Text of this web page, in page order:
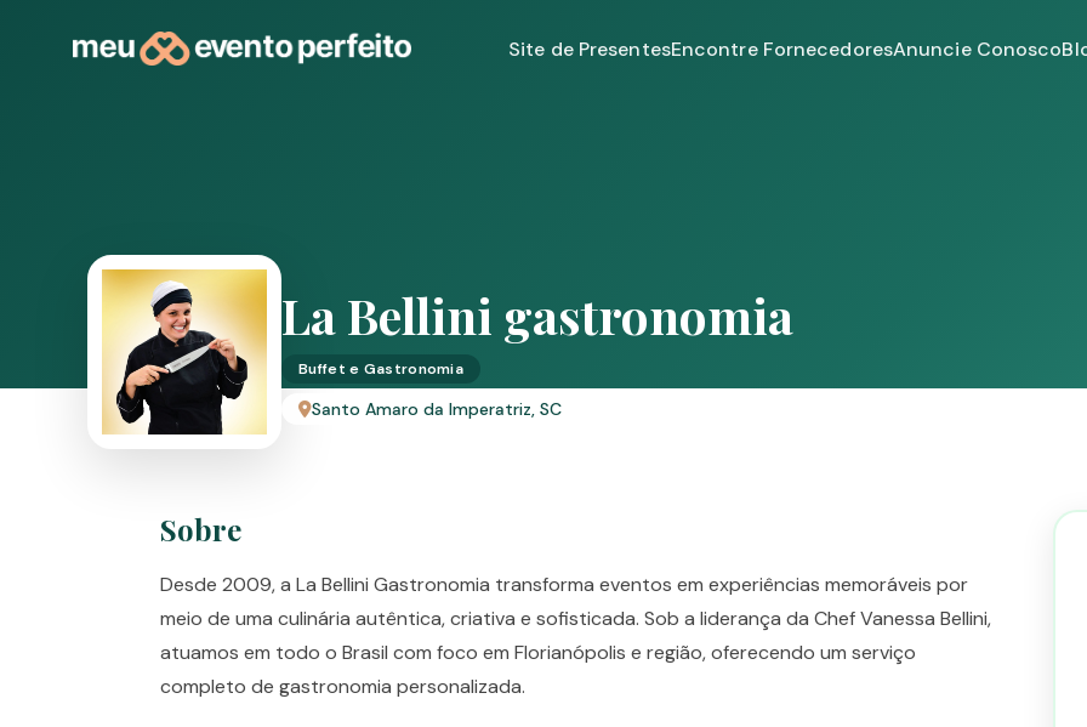
Site de PresentesEncontre FornecedoresAnuncie Conosco
La Bellini gastronomia
Buffet e Gastronomia
Santo Amaro da Imperatriz, SC
Sobre
Desde 2009, a La Bellini Gastronomia transforma eventos em experiências memoráveis por
meio de uma culinária autêntica, criativa e sofisticada. Sob a liderança da Chef Vanessa Bellini,
atuamos em todo o Brasil com foco em Florianópolis e região, oferecendo um serviço
completo de gastronomia personalizada.